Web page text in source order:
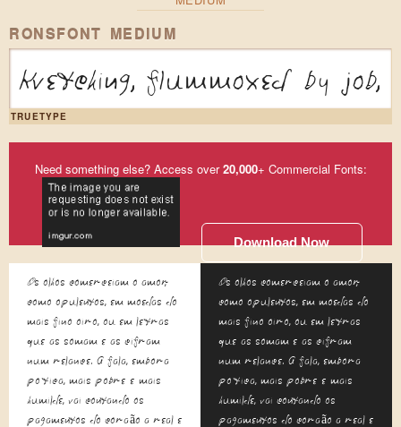
RONSFONT MEDIUM
Kvetching, flummoxed by
TRUETYPE
Need something else? Access over20,000+ Commercial Fonts:
Download Now
Os olhos comerceiam o amor,
como opulentos, em moedas do
mais fino oiro, ou em letras
que as somam e as cifram
num relance. A fala, embora
poética, mais pobre e mais
humilde, vai contando os
pagamentos do coração a real e
Os olhos comerceiam o amor,
como opulentos, em moedas do
mais fino oiro, ou em letras
que as somam e as cifram
num relance. A fala, embora
poética, mais pobre e mais
humilde, vai contando os
pagamentos do coração a real e